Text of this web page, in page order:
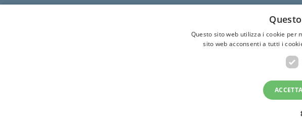
Tel. 0331 635718 - E-mail:
Questo sito web utilizza i cookie per
sito web acconsenti a tutti i